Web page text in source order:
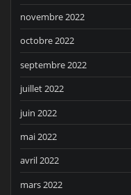
novembre 2022
octobre 2022
septembre 2022
juillet 2022
juin 2022
mai 2022
avril 2022
mars 2022